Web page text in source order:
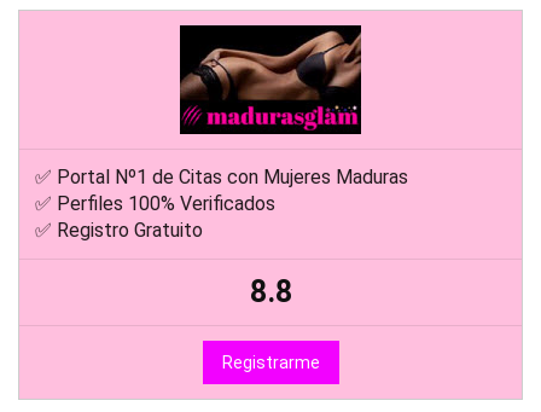
✅ Portal Nº1 de Citas con Mujeres Maduras
✅ Perfiles 100% Verificados
✅ Registro Gratuito
8.8
Registrarme